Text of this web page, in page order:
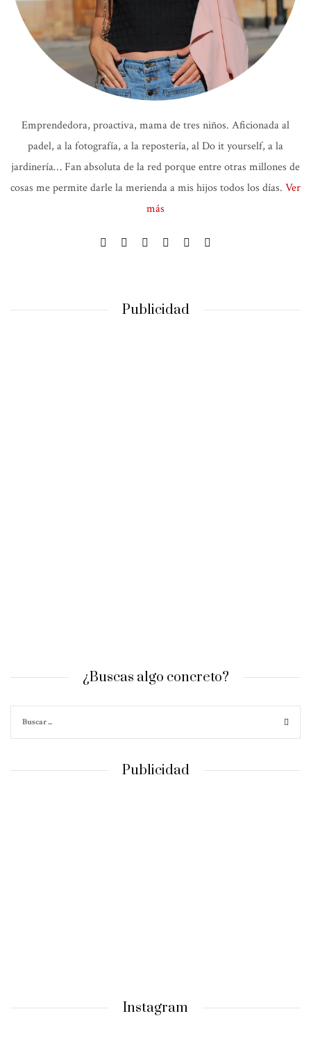
Emprendedora, proactiva, mama de tres niños. Aficionada al
padel, a la fotografía, a la repostería, al Do it yourself, a la
jardinería… Fan absoluta de la red porque entre otras millones de
cosas me permite darle la merienda a mis hijos todos los días. Ver
más
Publicidad
¿Buscas algo concreto?
Publicidad
Instagram